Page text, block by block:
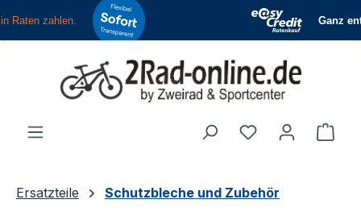
Zum Hauptinhalt springen
Du hast 0
Ersatzteile Schutzbleche und Zubehör